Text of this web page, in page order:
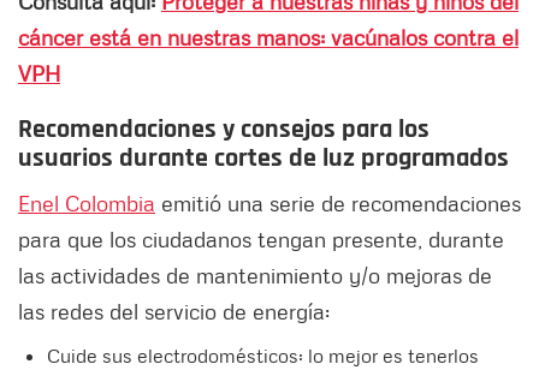
cáncer está en nuestras manos: vacúnalos contra el
VPH
Recomendaciones y consejos para los
usuarios durante cortes de luz programados
Enel Colombia emitió una serie de recomendaciones
para que los ciudadanos tengan presente, durante
las actividades de mantenimiento y/o mejoras de
las redes del servicio de energía:
Cuide sus electrodomésticos: lo mejor es tenerlos